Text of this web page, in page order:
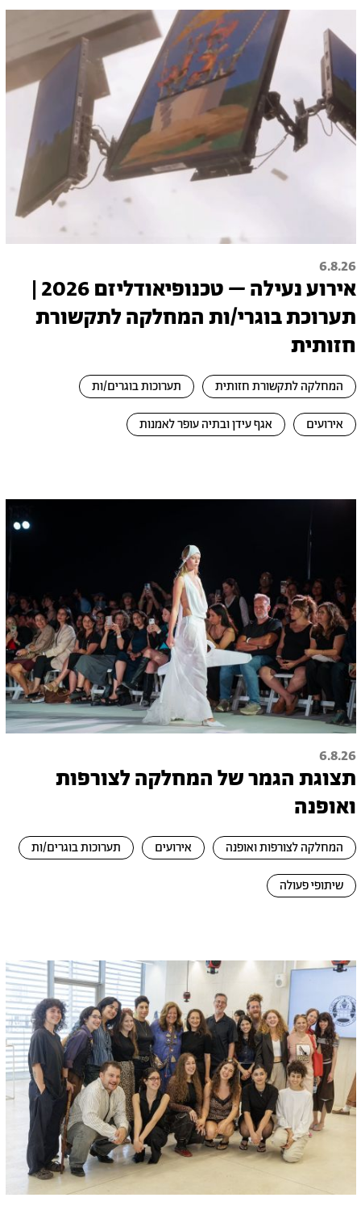
6.8.26
אירוע נעילה – טכנופיאודליזם 2026 |
תערוכת בוגרי/ות המחלקה לתקשורת
חזותית
המחלקה לתקשורת חזותית תערוכות בוגרים/ות
אירועים אגף עידן ובתיה עופר לאמנות
6.8.26
תצוגת הגמר של המחלקה לצורפות
ואופנה
המחלקה לצורפות ואופנה אירועים תערוכות בוגרים/ות
שיתופי פעולה